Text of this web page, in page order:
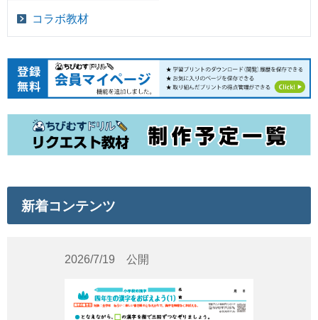
コラボ教材
新着コンテンツ
2026/7/19 公開